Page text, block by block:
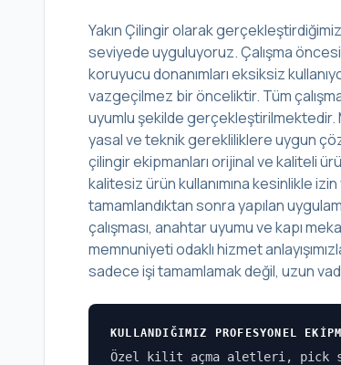
Yakın Çilingir olarak
seviyede uyguluyoruz. Çalışma
koruyucu donanımları eksiksiz
vazgeçilmez bir önceliktir. Tüm
uyumlu şekilde gerçekleştirilmektedir.
yasal ve teknik gerekliliklere uygun
çilingir ekipmanları orijinal ve kaliteli
kalitesiz ürün kullanımına kesinlikle
tamamlandıktan sonra yapılan
çalışması, anahtar uyumu ve kapı
memnuniyeti odaklı hizmet
sadece işi tamamlamak değil, uzun
KULLANDIĞIMIZ PROFESYONEL
Özel kilit açma aletleri, pick